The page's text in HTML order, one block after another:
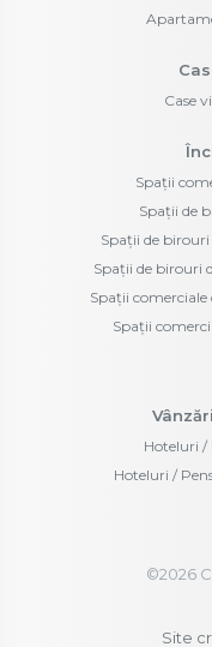
Case
Spații
Spații de
Spații de
Spații de birouri
Spații
Spații
Hoteluri /
Hoteluri /
©2026
Site